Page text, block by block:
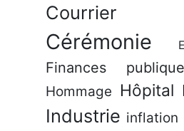
Courrier
Cérémonie
Finances
Hommage Hôpital
Industrie inflation